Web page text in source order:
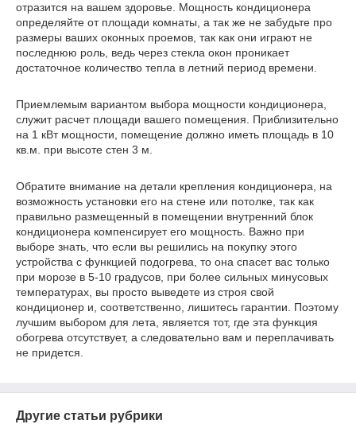
отразится на вашем здоровье. Мощность кондиционера
определяйте от площади комнаты, а так же не забудьте про
размеры ваших оконных проемов, так как они играют не
последнюю роль, ведь через стекла окон проникает
достаточное количество тепла в летний период времени.
Приемлемым вариантом выбора мощности кондиционера,
служит расчет площади вашего помещения. Приблизительно
на 1 кВт мощности, помещение должно иметь площадь в 10
кв.м. при высоте стен 3 м.
Обратите внимание на детали крепления кондиционера, на
возможность установки его на стене или потолке, так как
правильно размещенный в помещении внутренний блок
кондиционера компенсирует его мощность. Важно при
выборе знать, что если вы решились на покупку этого
устройства с функцией подогрева, то она спасет вас только
при морозе в 5-10 градусов, при более сильных минусовых
температурах, вы просто выведете из строя свой
кондиционер и, соответственно, лишитесь гарантии. Поэтому
лучшим выбором для лета, является тот, где эта функция
обогрева отсутствует, а следовательно вам и переплачивать
не придется.
Другие статьи рубрики